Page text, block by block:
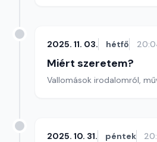
2025. 11. 03. hétfő
Miért szeretem?
Vallomások irodalomról,
2025. 10. 31. péntek